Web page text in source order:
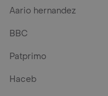
Aario hernandez
BBC
Patprimo
Haceb